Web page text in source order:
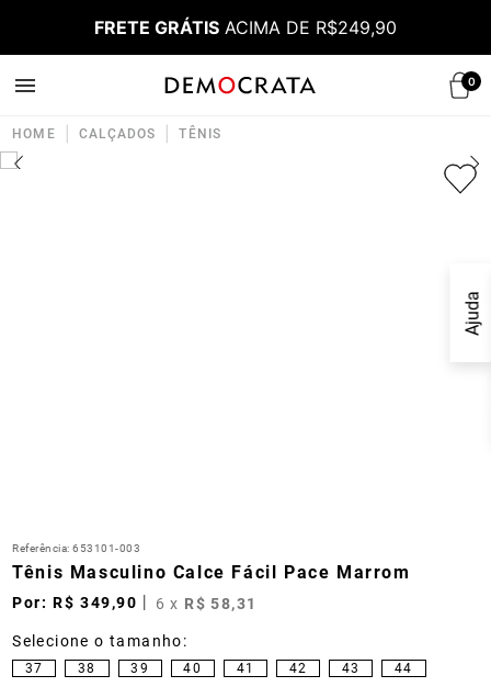
FRETE GRÁTIS ACIMA DE R$249,90
0
Ajuda
HOME CALÇADOS TÊNIS
Referência:653101-003
Tênis Masculino Calce Fácil Pace Marrom
R$ 349,90 6 x R$ 58,31
37 38 39 40 41 42 43 44